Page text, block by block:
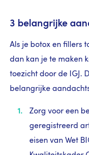
3 belangrijke
Als je botox en fillers
dan kan je te maken
toezicht door de IGJ.
belangrijke
Zorg voor een
geregistreerd
eisen van Wet